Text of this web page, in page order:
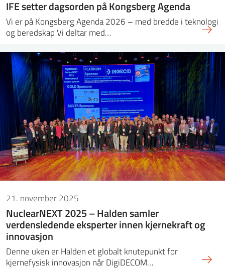
IFE setter dagsorden på Kongsberg Agenda
Vi er på Kongsberg Agenda 2026 – med bredde i teknologi
og beredskap Vi deltar med…
21. november 2025
NuclearNEXT 2025 – Halden samler
verdensledende eksperter innen kjernekraft og
innovasjon
Denne uken er Halden et globalt knutepunkt for
kjernefysisk innovasjon når DigiDECOM…